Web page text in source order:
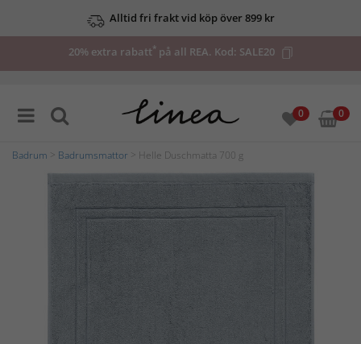
Alltid fri frakt vid köp över 899 kr
20% extra rabatt*på all REA. Kod: SALE20
0 0
Badrum Badrumsmattor > Helle Duschmatta 700 g